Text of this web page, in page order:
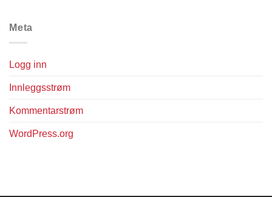
Meta
Logg inn
Innleggsstrøm
Kommentarstrøm
WordPress.org